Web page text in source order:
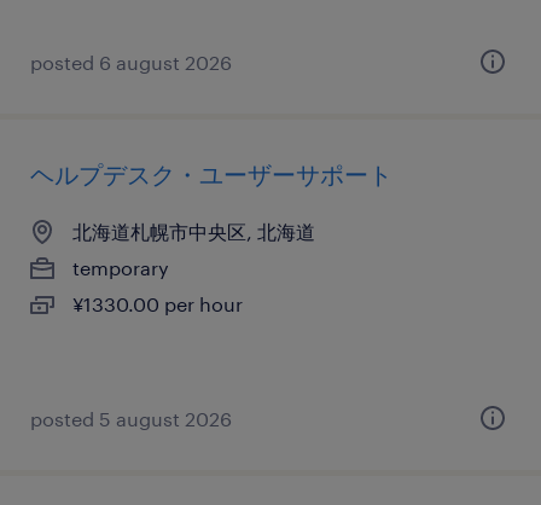
posted 6 august 2026
ヘルプデスク・ユーザーサポート
北海道札幌市中央区, 北海道
temporary
¥1330.00 per hour
posted 5 august 2026